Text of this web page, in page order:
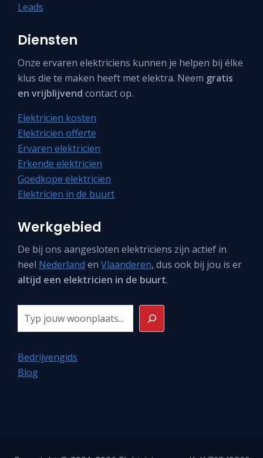
Leads
Diensten
Onze ervaren elektriciens kunnen je helpen bij élke
klus die te maken heeft met elektra. Neem gratis
en vrijblijvend contact op.
Elektricien kosten
Elektricien offerte
Ervaren elektricien
Erkende elektricien
Goedkope elektricien
Elektricien in de buurt
Werkgebied
De bij ons aangesloten elektriciens zijn actief in
heel Nederland en Vlaanderen, dus ook bij jou is er
altijd een elektricien in de buurt.
Zoeken
Bedrijvengids
Blog